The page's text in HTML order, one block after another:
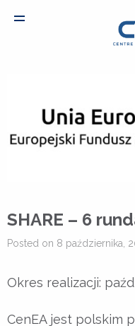
SHARE – 6
Posted on 8 października,
Okres realizacji:
CenEA jest polskim